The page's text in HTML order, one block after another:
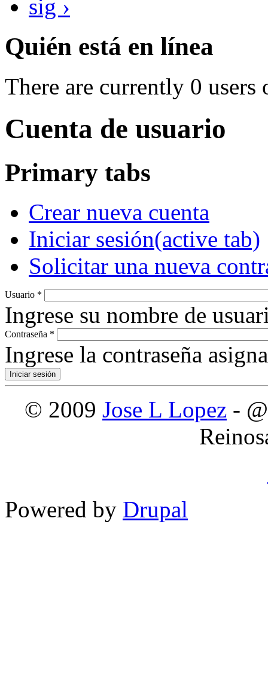
sig ›
Quién está en línea
There are currently 0 users
Cuenta de usuario
Primary tabs
Crear nueva cuenta
Iniciar sesión(active tab)
Solicitar una nueva
Usuario *
Ingrese su nombre de
Contraseña *
Ingrese la contraseña
© 2009 Jose L Lopez -
Powered by Drupal